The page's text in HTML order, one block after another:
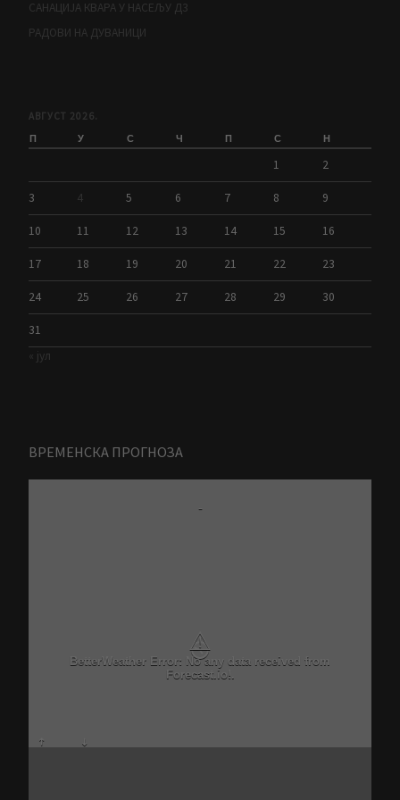
САНАЦИЈА КВАРА У НАСЕЉУ Д3
РАДОВИ НА ДУВАНИЦИ
АВГУСТ 2026.
П У С Ч П С Н
1 2
3 4 5 6 7 8 9
10 11 12 13 14 15 16
17 18 19 20 21 22 23
24 25 26 27 28 29 30
31
« јул
ВРЕМЕНСКА ПРОГНОЗА
-
⚠
BetterWeather Error: No any data received from
Forecast.io!.